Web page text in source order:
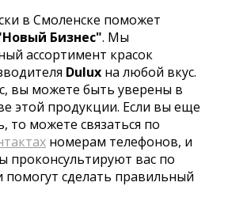
в Смоленске поможет
Бизнес". Мы
ассортимент красок
Dulux на любой вкус.
вы можете быть уверены в
этой продукции. Если вы еще
то можете связаться по
номерам телефонов, и
вас по
помогут сделать правильный